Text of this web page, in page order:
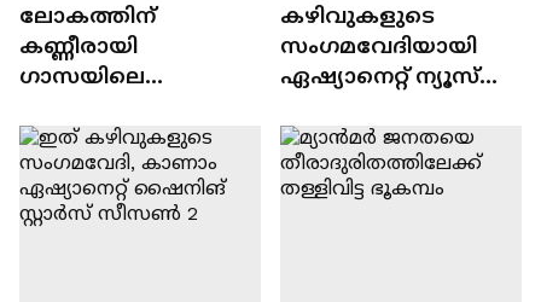
ലോകത്തിന്
കണ്ണീരായി
ഗാസയിലെ
കുഞ്ഞുങ്ങൾ
കഴിവുകളുടെ
സംഗമവേദിയായി
ഏഷ്യാനെറ്റ് ന്യൂസ്
സീസൺ 2